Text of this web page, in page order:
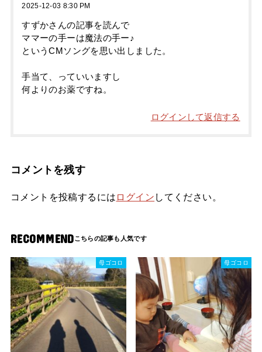
2025-12-03 8:30 PM
すずかさんの記事を読んで
ママーの手ーは魔法の手ー♪
というCMソングを思い出しました。
手当て、っていいますし
何よりのお薬ですね。
ログインして返信する
コメントを残す
コメントを投稿するには ログイン してください。
RECOMMEND
母ゴコロ 母ゴコロ